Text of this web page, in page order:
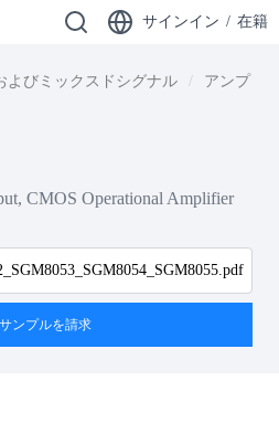
サインイン / 在籍
よびミックスドシグナル アンプ
CMOS Operational Amplifier
ンプルを請求